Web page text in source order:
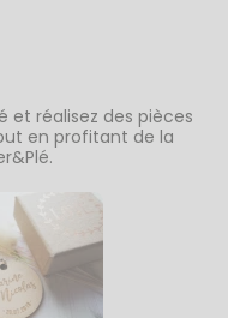
et réalisez des pièces
en profitant de la